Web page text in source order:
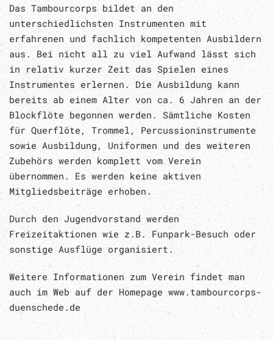
Das Tambourcorps bildet an den
unterschiedlichsten Instrumenten mit
erfahrenen und fachlich kompetenten Ausbildern
aus. Bei nicht all zu viel Aufwand lässt sich
in relativ kurzer Zeit das Spielen eines
Instrumentes erlernen. Die Ausbildung kann
bereits ab einem Alter von ca. 6 Jahren an der
Blockflöte begonnen werden. Sämtliche Kosten
für Querflöte, Trommel, Percussioninstrumente
sowie Ausbildung, Uniformen und des weiteren
Zubehörs werden komplett vom Verein
übernommen. Es werden keine aktiven
Mitgliedsbeiträge erhoben.
Durch den Jugendvorstand werden
Freizeitaktionen wie z.B. Funpark-Besuch oder
sonstige Ausflüge organisiert.
Weitere Informationen zum Verein findet man
auch im Web auf der Homepage www.tambourcorps-
duenschede.de